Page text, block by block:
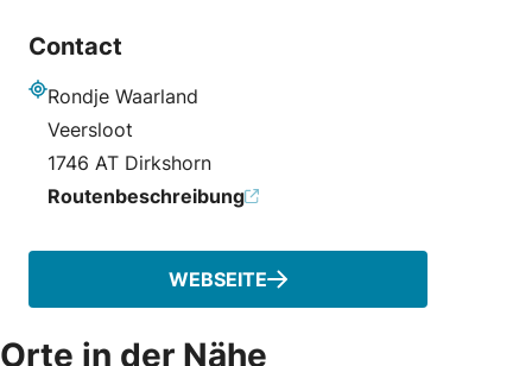
Contact
Adresse
Rondje Waarland
Veersloot
1746 AT Dirkshorn
Routenbeschreibung
WEBSEITE
Orte in der Nähe